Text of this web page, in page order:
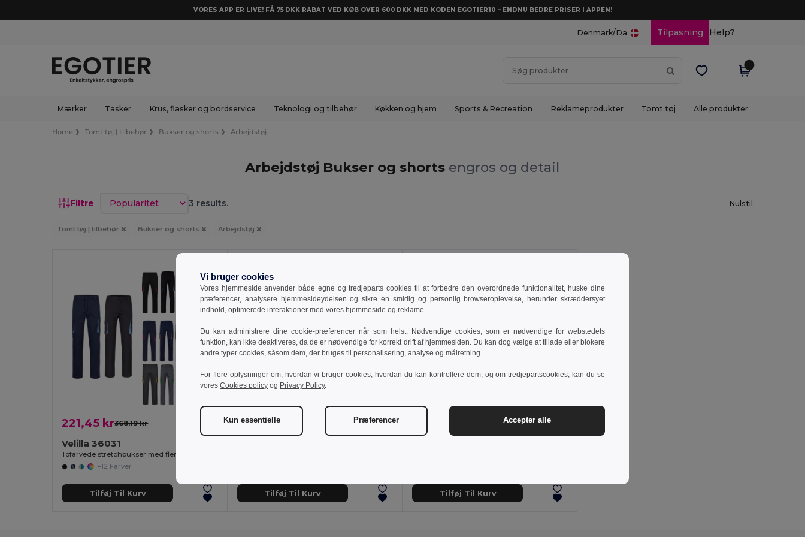
VORES APP ER LIVE! FÅ 75 DKK RABAT VED KØB OVER 600 DKK MED KODEN EGOTIER10 – ENDNU BEDRE PRISER I APPEN!
Denmark/Da Tilpasning Help?
Mærker Tasker Krus, flasker og bordservice Teknologi og tilbehør Køkken og hjem Sports & Recreation Reklameprodukter Tomt tøj Alle produkter
Home Tomt tøj | tilbehør Bukser og shorts Arbejdstøj
Arbejdstøj Bukser og shorts engros og detail
Filtre Sorter efter 3 results. Nulstil
Tomt tøj | tilbehør Bukser og shorts Arbejdstøj
221,45 kr368,19 kr
Velilla 36031
+12 Farver
Tilføj Til Kurv
197,73 kr -42%
Tilføj Til Kurv
-37%
Tilføj Til Kurv
Vi bruger cookies
Vores hjemmeside anvender både egne og tredjeparts cookies til at forbedre den overordnede funktionalitet, huske dine
præferencer, analysere hjemmesideydelsen og sikre en smidig og personlig browseroplevelse, herunder skræddersyet
indhold, optimerede interaktioner med vores hjemmeside og reklame.
Du kan administrere dine cookie-præferencer når som helst. Nødvendige cookies, som er nødvendige for webstedets
funktion, kan ikke deaktiveres, da de er nødvendige for korrekt drift af hjemmesiden. Du kan dog vælge at tillade eller blokere
andre typer cookies, såsom dem, der bruges til personalisering, analyse og målretning.
For flere oplysninger om, hvordan vi bruger cookies, hvordan du kan kontrollere dem, og om tredjepartscookies, kan du se
vores Cookies policy og Privacy Policy.
Kun essentielle Præferencer Accepter alle